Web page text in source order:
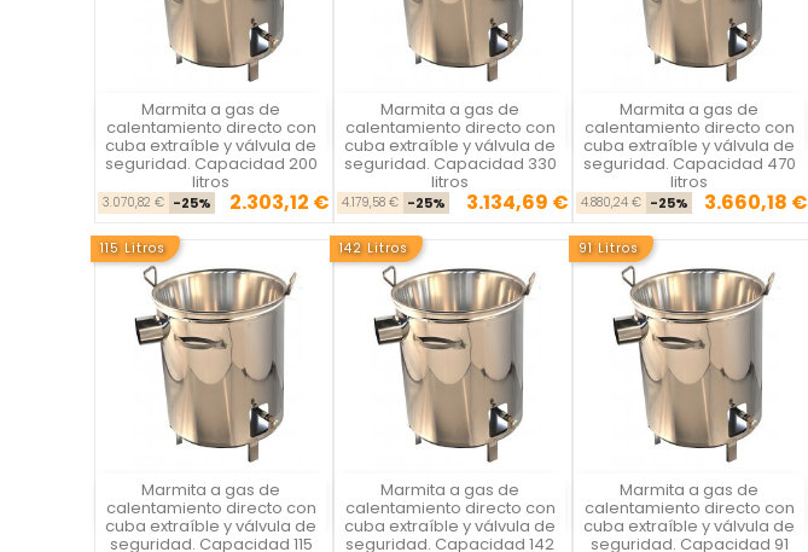
Marmita a gas de
calentamiento directo con
cuba extraíble y válvula de
seguridad. Capacidad 200
litros
Precio base
3.070,82 € -25% Precio
2.303,12 €

Vista rápida Marmita a gas de
calentamiento directo con
cuba extraíble y válvula de
seguridad. Capacidad 330
litros
Precio base
4.179,58 € -25% Precio
3.134,69 €

Vista rápida Marmita a gas de
calentamiento directo con
cuba extraíble y válvula de
seguridad. Capacidad 470
litros
Precio base
4.880,24 € -25% Precio
3.660,18 €

Vista rápida
115 Litros
Marmita a gas de
calentamiento directo con
cuba extraíble y válvula de
seguridad. Capacidad 115

Vista rápida
142 Litros
Marmita a gas de
calentamiento directo con
cuba extraíble y válvula de
seguridad. Capacidad 142

Vista rápida
91 Litros
Marmita a gas de
calentamiento directo con
cuba extraíble y válvula de
seguridad. Capacidad 91

Vista rápida